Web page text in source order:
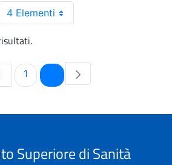
4 Elementi
Pagina
1 Pagina
Superiore di Sanità